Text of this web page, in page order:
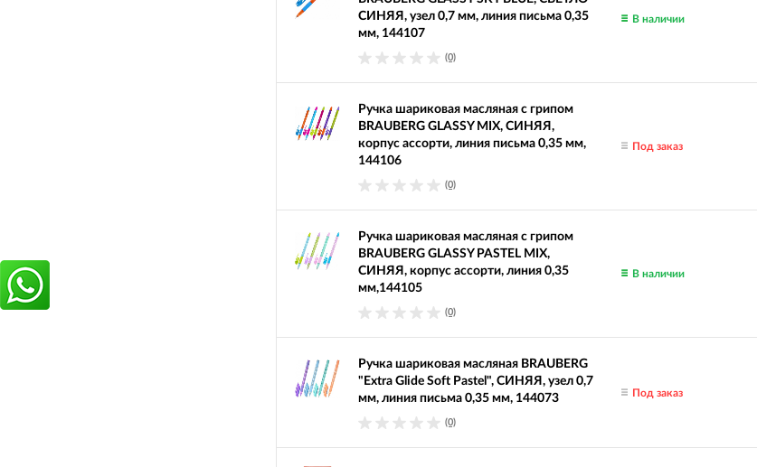
СИНЯЯ, узел 0,7 мм, линия письма 0,35
мм, 144107
(0)
В наличии
Ручка шариковая масляная с грипом
BRAUBERG GLASSY MIX, СИНЯЯ,
корпус ассорти, линия письма 0,35 мм,
144106
(0)
Под заказ
Ручка шариковая масляная с грипом
BRAUBERG GLASSY PASTEL MIX,
СИНЯЯ, корпус ассорти, линия 0,35
мм,144105
(0)
В наличии
Ручка шариковая масляная BRAUBERG
"Extra Glide Soft Pastel", СИНЯЯ, узел 0,7
мм, линия письма 0,35 мм, 144073
(0)
Под заказ